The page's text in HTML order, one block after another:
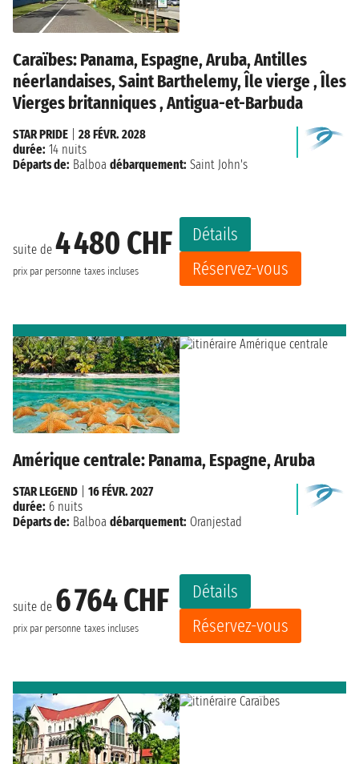
Caraïbes: Panama, Espagne, Aruba, Antilles
néerlandaises, Saint Barthelemy, Île vierge , Îles
Vierges britanniques , Antigua-et-Barbuda
suite de 4 480 CHF
prix par personne taxes incluses
Détails
Réservez-vous
STAR PRIDE
28 FÉVR. 2028
durée: 14 nuits
Départs de: Balboa débarquement: Saint John's
Amérique centrale: Panama, Espagne, Aruba
suite de 6 764 CHF
prix par personne taxes incluses
Détails
Réservez-vous
STAR LEGEND
16 FÉVR. 2027
durée: 6 nuits
Départs de: Balboa débarquement: Oranjestad